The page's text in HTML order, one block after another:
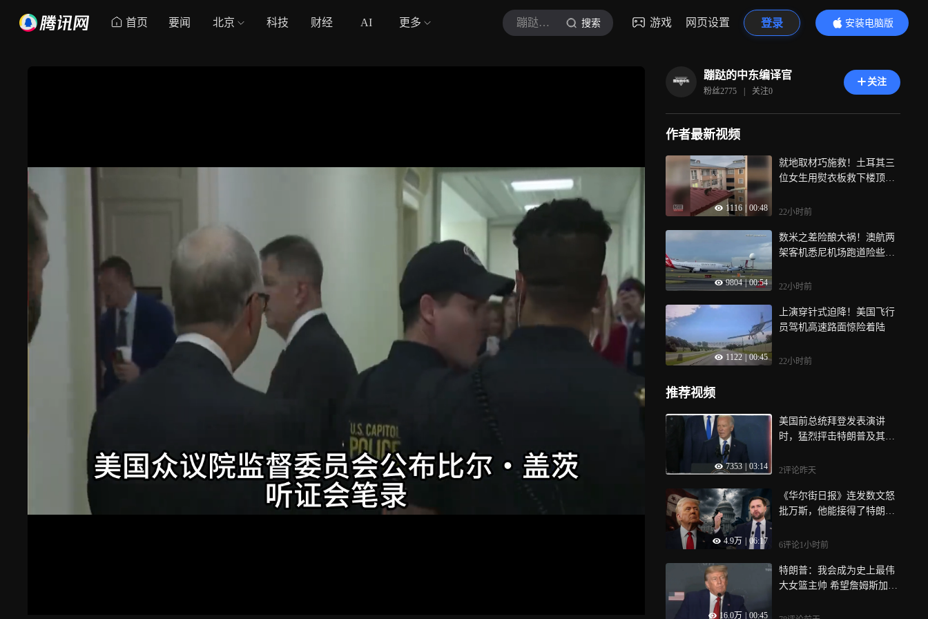
首页 要闻 北京 科技 财经 AI 更多 蹦跶的中东编译官 搜索 游戏 网页设置 登录
安装电脑版
内容更精彩
蹦跶的中东编译官
粉丝2775 | 关注0
关注
作者最新视频
1116 00:48
就地取材巧施救！土耳其三
位女生用熨衣板救下楼顶被
22小时前
9804 | 00:54
数米之差险酿大祸！澳航两
架客机悉尼机场跑道险些正
22小时前
1122 00:45
上演穿针式迫降！美国飞行
员驾机高速路面惊险着陆
22小时前
推荐视频
7353 03:14
美国前总统拜登发表演讲
时，猛烈抨击特朗普及其政
2评论昨天
4.9万 06:17
《华尔街日报》连发数文怒
批万斯，他能接得了特朗普
6评论1小时前
16.0万 00:45
特朗普：我会成为史上最伟
大女篮主帅 希望詹姆斯加入